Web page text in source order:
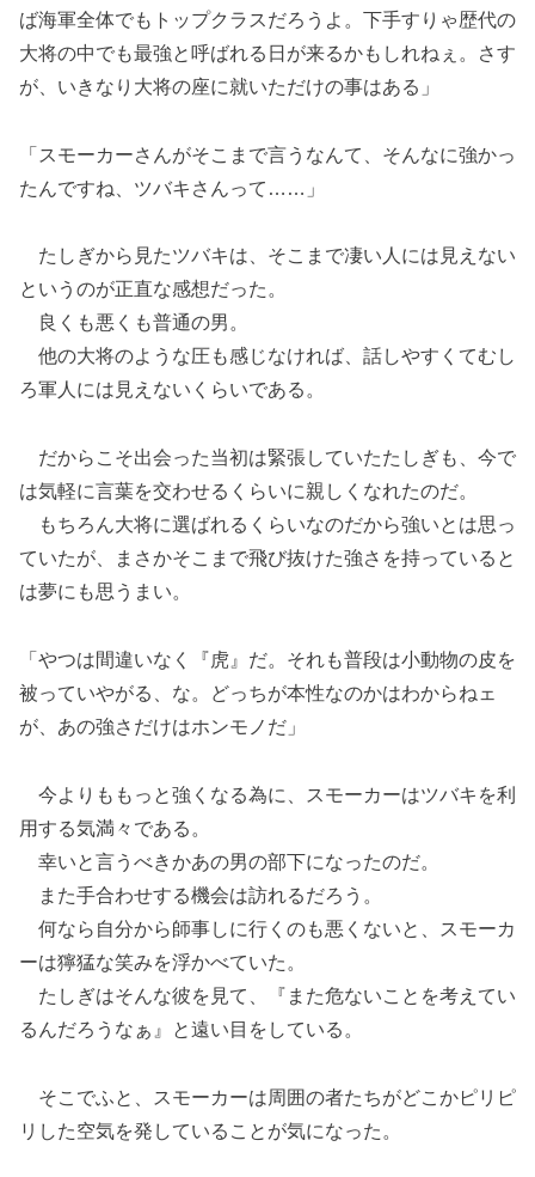
ば海軍全体でもトップクラスだろうよ。下手すりゃ歴代の
大将の中でも最強と呼ばれる日が来るかもしれねぇ。さす
が、いきなり大将の座に就いただけの事はある」
「スモーカーさんがそこまで言うなんて、そんなに強かっ
たんですね、ツバキさんって……」
たしぎから見たツバキは、そこまで凄い人には見えない
というのが正直な感想だった。
良くも悪くも普通の男。
他の大将のような圧も感じなければ、話しやすくてむし
ろ軍人には見えないくらいである。
だからこそ出会った当初は緊張していたたしぎも、今で
は気軽に言葉を交わせるくらいに親しくなれたのだ。
もちろん大将に選ばれるくらいなのだから強いとは思っ
ていたが、まさかそこまで飛び抜けた強さを持っていると
は夢にも思うまい。
「やつは間違いなく『虎』だ。それも普段は小動物の皮を
被っていやがる、な。どっちが本性なのかはわからねェ
が、あの強さだけはホンモノだ」
今よりももっと強くなる為に、スモーカーはツバキを利
用する気満々である。
幸いと言うべきかあの男の部下になったのだ。
また手合わせする機会は訪れるだろう。
何なら自分から師事しに行くのも悪くないと、スモーカ
ーは獰猛な笑みを浮かべていた。
たしぎはそんな彼を見て、『また危ないことを考えてい
るんだろうなぁ』と遠い目をしている。
そこでふと、スモーカーは周囲の者たちがどこかピリピ
リした空気を発していることが気になった。